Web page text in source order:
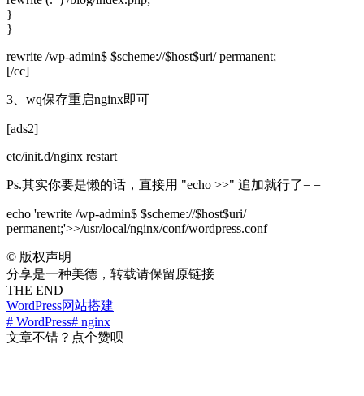
}
}
rewrite /wp-admin$ $scheme://$host$uri/ permanent;
[/cc]
3、wq保存重启nginx即可
[ads2]
etc/init.d/nginx restart
Ps.其实你要是懒的话，直接用 "echo >>" 追加就行了= =
echo 'rewrite /wp-admin$ $scheme://$host$uri/
permanent;'>>/usr/local/nginx/conf/wordpress.conf
© 版权声明
分享是一种美德，转载请保留原链接
THE END
WordPress网站搭建
# WordPress# nginx
文章不错？点个赞呗